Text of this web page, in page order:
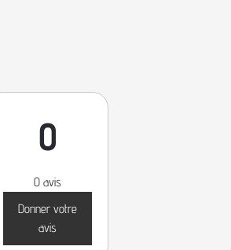
0
0 avis
Donner votre
avis